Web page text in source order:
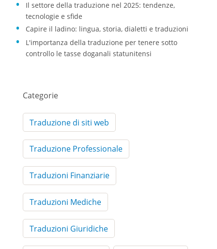
Il settore della traduzione nel 2025: tendenze,
tecnologie e sfide
Capire il ladino: lingua, storia, dialetti e traduzioni
L'importanza della traduzione per tenere sotto
controllo le tasse doganali statunitensi
Categorie
Traduzione di siti web
Traduzione Professionale
Traduzioni Finanziarie
Traduzioni Mediche
Traduzioni Giuridiche